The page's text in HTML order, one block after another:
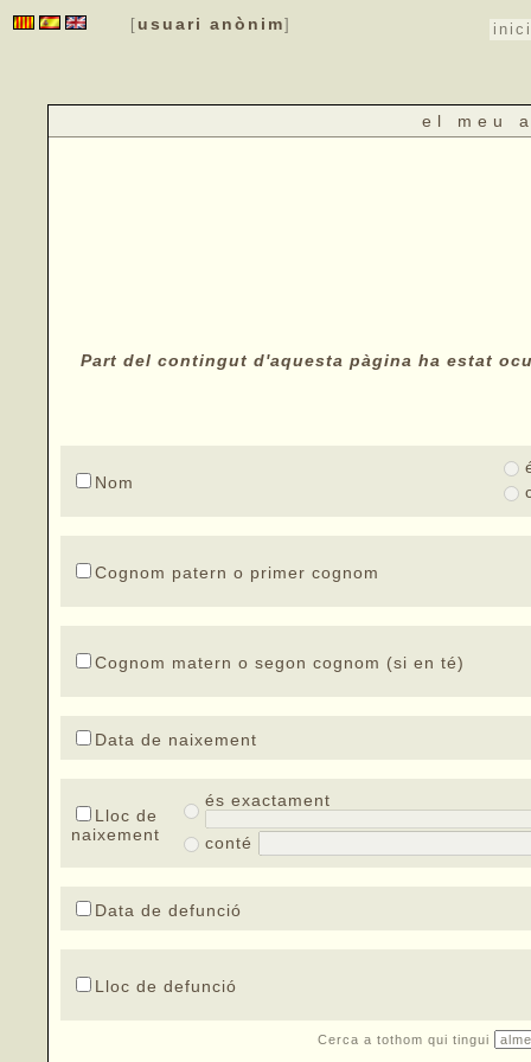
[ usuari anònim] inici
el meu
Part del contingut d'aquesta pàgina ha estat
Nom
Cognom patern o primer cognom
Cognom matern o segon cognom (si en té)
Data de naixement
Lloc de
naixement
és exactament
conté
Data de defunció
Lloc de defunció
Cerca a tothom qui tingui